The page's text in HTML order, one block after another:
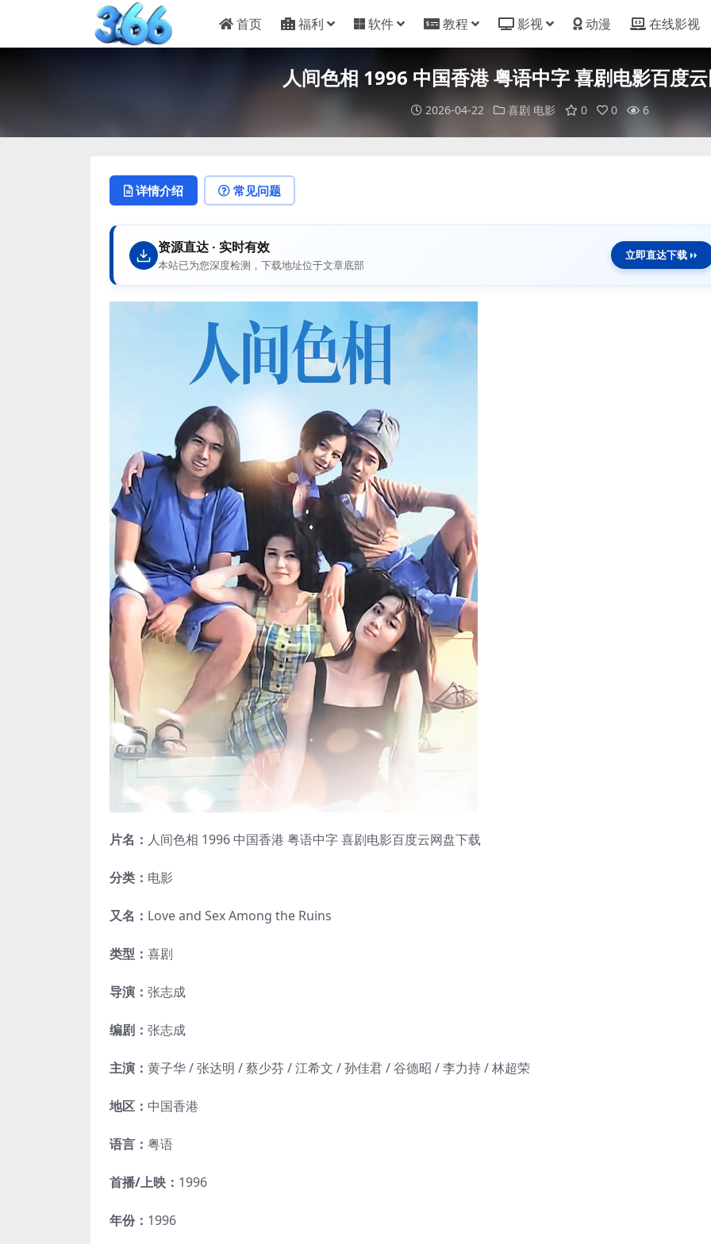
首页 福利 软件 教程 影视 动漫 在线影视
人间色相 1996 中国香港 粤语中字 喜剧电影百度
2026-04-22 喜剧 电影 0 0 6
详情介绍 常见问题
资源直达 · 实时有效
本站已为您深度检测，下载地址位于文章底部
立即直达下载
片名： 人间色相 1996 中国香港 粤语中字 喜剧电影百度云网盘下载
分类： 电影
又名： Love and Sex Among the Ruins
类型： 喜剧
导演： 张志成
编剧： 张志成
主演： 黄子华 / 张达明 / 蔡少芬 / 江希文 / 孙佳君 / 谷德昭 / 李力持 / 林超荣
地区： 中国香港
语言： 粤语
首播/上映： 1996
年份： 1996